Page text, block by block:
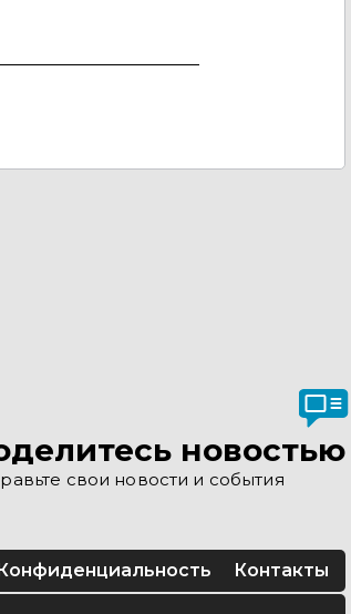
новостью
свои новости и события
Контакты